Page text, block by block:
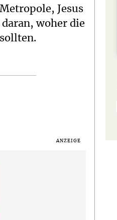
Jesus
woher die